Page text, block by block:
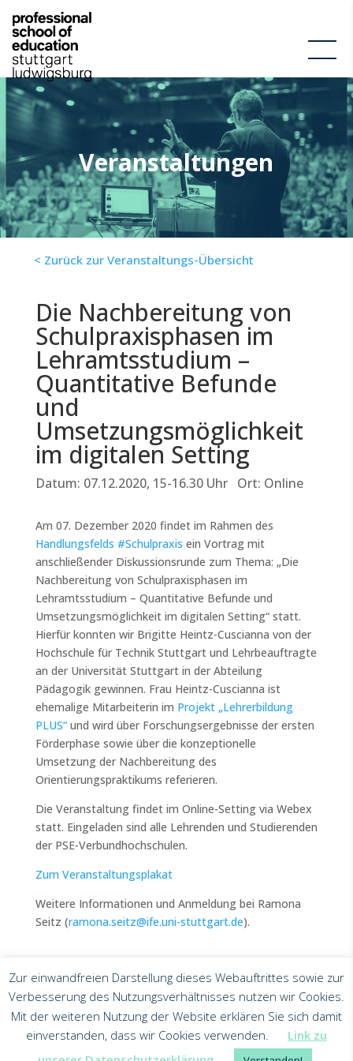
Veranstaltungen
< Zurück zur Veranstaltungs-Übersicht
Die Nachbereitung von
Schulpraxisphasen im
Lehramtsstudium –
Quantitative Befunde
und
Umsetzungsmöglichkeit
im digitalen Setting
Datum: 07.12.2020, 15-16.30 Uhr Ort: Online
Am 07. Dezember 2020 findet im Rahmen des
Handlungsfelds #Schulpraxis ein Vortrag mit
anschließender Diskussionsrunde zum Thema: „Die
Nachbereitung von Schulpraxisphasen im
Lehramtsstudium – Quantitative Befunde und
Umsetzungsmöglichkeit im digitalen Setting“ statt.
Hierfür konnten wir Brigitte Heintz-Cuscianna von der
Hochschule für Technik Stuttgart und Lehrbeauftragte
an der Universität Stuttgart in der Abteilung
Pädagogik gewinnen. Frau Heintz-Cuscianna ist
ehemalige Mitarbeiterin im Projekt „Lehrerbildung
PLUS“und wird über Forschungsergebnisse der ersten
Förderphase sowie über die konzeptionelle
Umsetzung der Nachbereitung des
Orientierungspraktikums referieren.
Die Veranstaltung findet im Online-Setting via Webex
statt. Eingeladen sind alle Lehrenden und Studierenden
der PSE-Verbundhochschulen.
Zum Veranstaltungsplakat
Weitere Informationen und Anmeldung bei Ramona
Seitz (ramona.seitz@ife.uni-stuttgart.de).
PSE auf BLUESKY
Zur einwandfreien Darstellung dieses Webauftrittes sowie zur
Verbesserung des Nutzungsverhältnisses nutzen wir Cookies.
Mit der weiteren Nutzung der Website erklären Sie sich damit
einverstanden, dass wir Cookies verwenden.
Link zu